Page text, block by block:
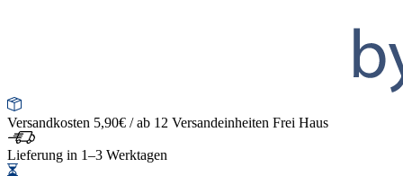
Versandkosten 5,90€ / ab 12 Versandeinheiten Frei Haus
Lieferung in 1–3 Werktagen